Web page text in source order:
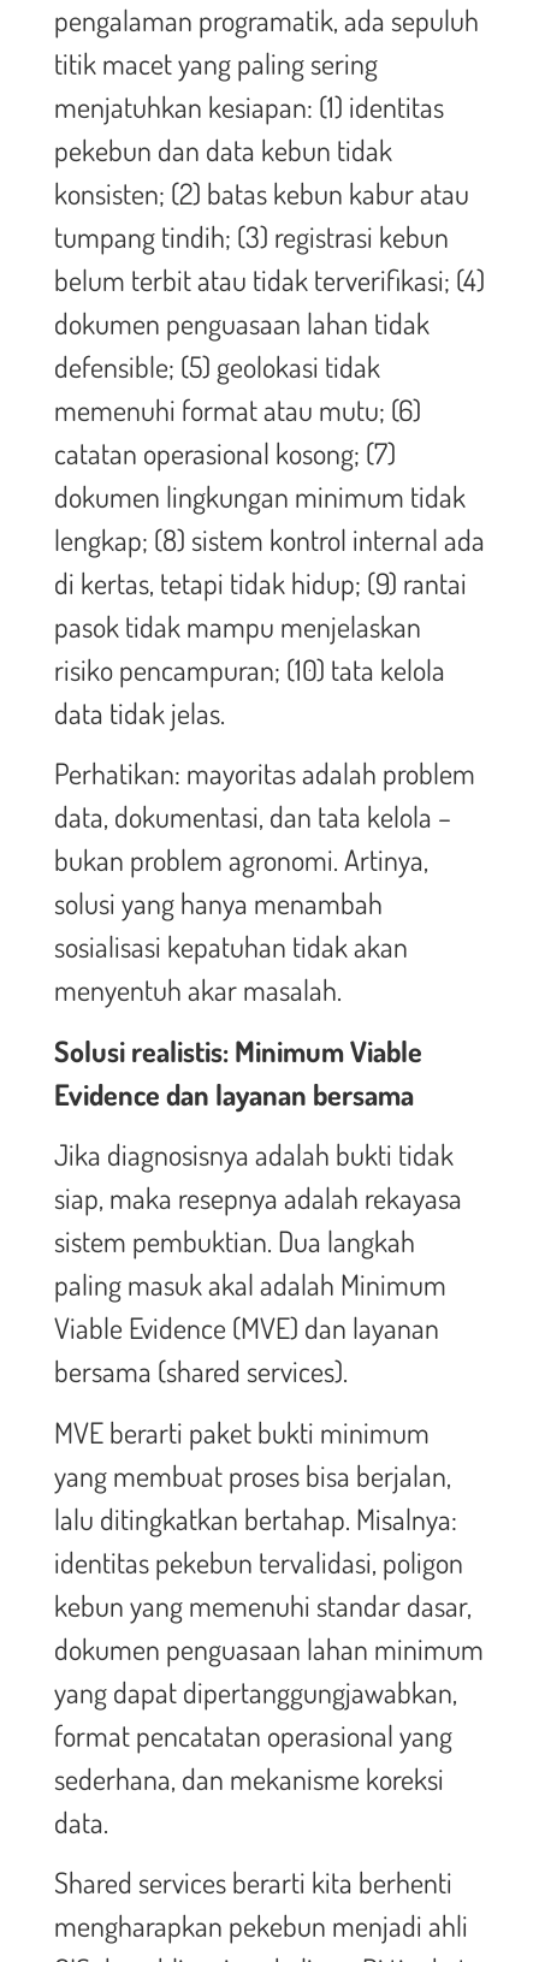
pengalaman programatik, ada sepuluh
titik macet yang paling sering
menjatuhkan kesiapan: (1) identitas
pekebun dan data kebun tidak
konsisten; (2) batas kebun kabur atau
tumpang tindih; (3) registrasi kebun
belum terbit atau tidak terverifikasi; (4)
dokumen penguasaan lahan tidak
defensible; (5) geolokasi tidak
memenuhi format atau mutu; (6)
catatan operasional kosong; (7)
dokumen lingkungan minimum tidak
lengkap; (8) sistem kontrol internal ada
di kertas, tetapi tidak hidup; (9) rantai
pasok tidak mampu menjelaskan
risiko pencampuran; (10) tata kelola
data tidak jelas.
Perhatikan: mayoritas adalah problem
data, dokumentasi, dan tata kelola –
bukan problem agronomi. Artinya,
solusi yang hanya menambah
sosialisasi kepatuhan tidak akan
menyentuh akar masalah.
Solusi realistis: Minimum Viable
Evidence dan layanan bersama
Jika diagnosisnya adalah bukti tidak
siap, maka resepnya adalah rekayasa
sistem pembuktian. Dua langkah
paling masuk akal adalah Minimum
Viable Evidence (MVE) dan layanan
bersama (shared services).
MVE berarti paket bukti minimum
yang membuat proses bisa berjalan,
lalu ditingkatkan bertahap. Misalnya:
identitas pekebun tervalidasi, poligon
kebun yang memenuhi standar dasar,
dokumen penguasaan lahan minimum
yang dapat dipertanggungjawabkan,
format pencatatan operasional yang
sederhana, dan mekanisme koreksi
data.
Shared services berarti kita berhenti
mengharapkan pekebun menjadi ahli